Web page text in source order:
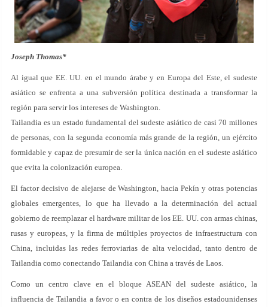
Joseph Thomas*
Al igual que EE. UU. en el mundo árabe y en Europa del Este, el sudeste
asiático se enfrenta a una subversión política destinada a transformar la
región para servir los intereses de Washington.
Tailandia es un estado fundamental del sudeste asiático de casi 70 millones
de personas, con la segunda economía más grande de la región, un ejército
formidable y capaz de presumir de ser la única nación en el sudeste asiático
que evita la colonización europea.
El factor decisivo de alejarse de Washington, hacia Pekín y otras potencias
globales emergentes, lo que ha llevado a la determinación del actual
gobierno de reemplazar el hardware militar de los EE. UU. con armas chinas,
rusas y europeas, y la firma de múltiples proyectos de infraestructura con
China, incluidas las redes ferroviarias de alta velocidad, tanto dentro de
Tailandia como conectando Tailandia con China a través de Laos.
Como un centro clave en el bloque ASEAN del sudeste asiático, la
influencia de Tailandia a favor o en contra de los diseños estadounidenses